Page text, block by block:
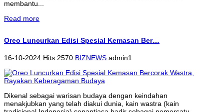
membantu...
Read more
Oreo Luncurkan Edisi Spesial Kemasan Ber…
16-10-2024 Hits:2570 BIZNEWS admin1
Dikenal sebagai warisan budaya dengan keindahan
menakjubkan yang telah diakui dunia, kain wastra (kain